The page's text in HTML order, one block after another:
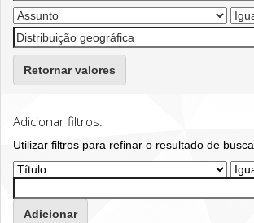
Retornar valores
Adicionar filtros:
Utilizar filtros para refinar o resultado de busca.